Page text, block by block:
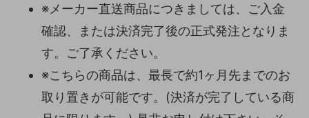
※メーカー直送商品につきましては、ご入金
確認、または決済完了後の正式発注となりま
す。ご了承ください。
※こちらの商品は、最長で約1ヶ月先までのお
取り置きが可能です。(決済が完了している商